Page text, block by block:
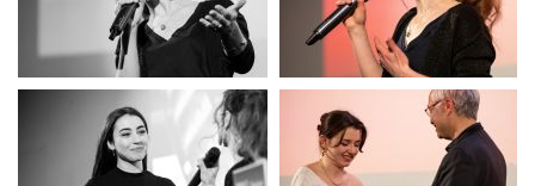
festival du film court festival du film court